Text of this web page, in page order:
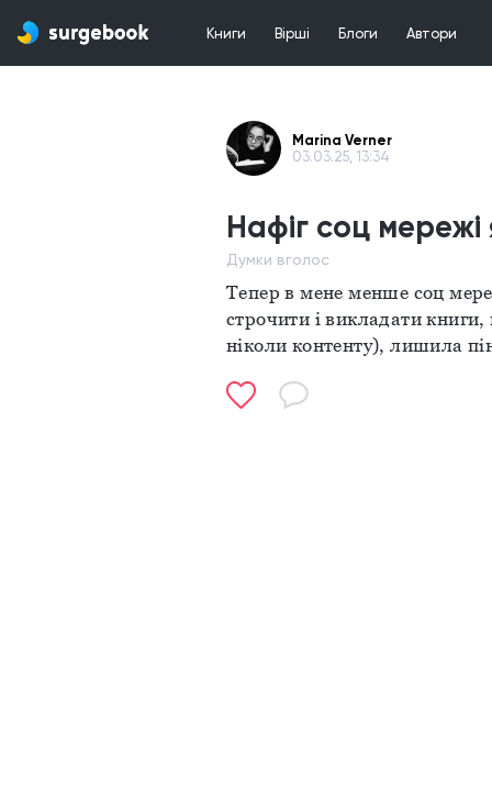
Книги Вірші Блоги Автори
Marina Verner
03.03.25, 13:34
Нафіг соц мережі
Думки вголос
Тепер в мене менше соц
строчити і викладати
ніколи контенту), лишила